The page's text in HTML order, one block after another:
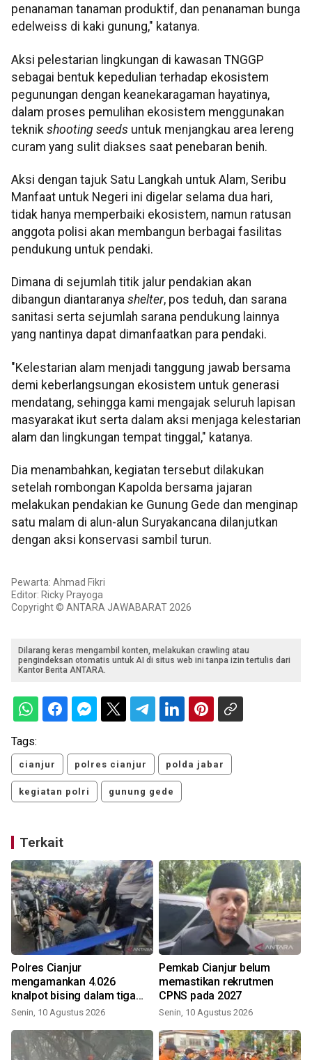
penanaman tanaman produktif, dan penanaman bunga
edelweiss di kaki gunung," katanya.
Aksi pelestarian lingkungan di kawasan TNGGP
sebagai bentuk kepedulian terhadap ekosistem
pegunungan dengan keanekaragaman hayatinya,
dalam proses pemulihan ekosistem menggunakan
teknik shooting seeds untuk menjangkau area lereng
curam yang sulit diakses saat penebaran benih.
Aksi dengan tajuk Satu Langkah untuk Alam, Seribu
Manfaat untuk Negeri ini digelar selama dua hari,
tidak hanya memperbaiki ekosistem, namun ratusan
anggota polisi akan membangun berbagai fasilitas
pendukung untuk pendaki.
Dimana di sejumlah titik jalur pendakian akan
dibangun diantaranya shelter, pos teduh, dan sarana
sanitasi serta sejumlah sarana pendukung lainnya
yang nantinya dapat dimanfaatkan para pendaki.
"Kelestarian alam menjadi tanggung jawab bersama
demi keberlangsungan ekosistem untuk generasi
mendatang, sehingga kami mengajak seluruh lapisan
masyarakat ikut serta dalam aksi menjaga kelestarian
alam dan lingkungan tempat tinggal," katanya.
Dia menambahkan, kegiatan tersebut dilakukan
setelah rombongan Kapolda bersama jajaran
melakukan pendakian ke Gunung Gede dan menginap
satu malam di alun-alun Suryakancana dilanjutkan
dengan aksi konservasi sambil turun.
Pewarta: Ahmad Fikri
Editor: Ricky Prayoga
Copyright © ANTARA JAWABARAT 2026
Dilarang keras mengambil konten, melakukan crawling atau
pengindeksan otomatis untuk AI di situs web ini tanpa izin tertulis dari
Kantor Berita ANTARA.
Tags:
cianjur polres cianjur polda jabar
kegiatan polri gunung gede
Terkait
Polres Cianjur
mengamankan 4.026
knalpot bising dalam tiga
bulan
Senin, 10 Agustus 2026
Pemkab Cianjur belum
memastikan rekrutmen
CPNS pada 2027
Senin, 10 Agustus 2026